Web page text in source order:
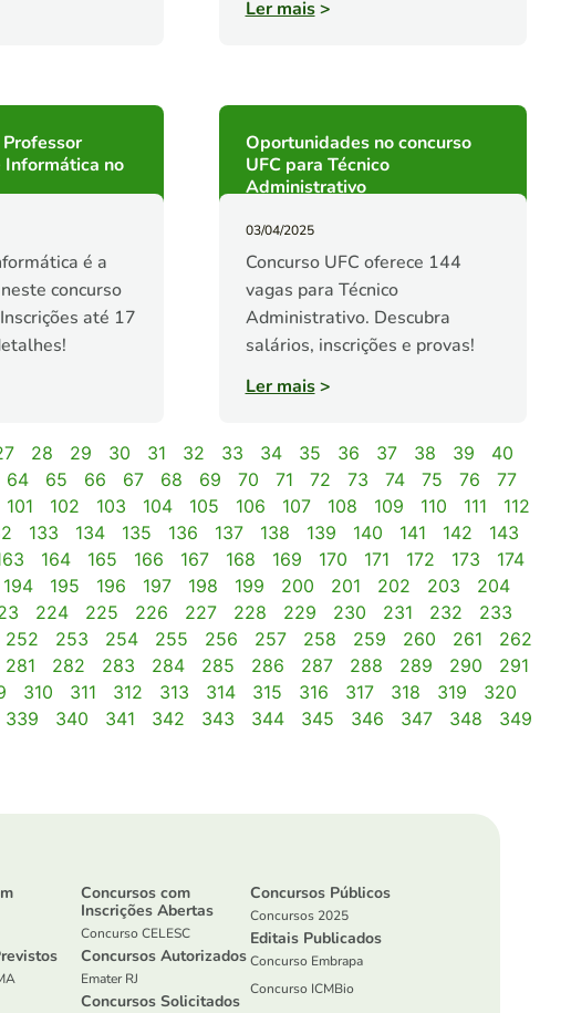
Ler mais>
Informática no
é a
concurso
até 17
Oportunidades no concurso
UFC para Técnico
Administrativo
03/04/2025
Concurso UFC oferece 144
vagas para Técnico
Administrativo. Descubra
salários, inscrições e provas!
Ler mais>
28 29 30 31 32 33 34 35 36 37 38 39
40
64 65 66 67 68 69 70 71 72 73 74 75 76
77
101 102 103 104 105 106 107 108 109 110 111
112
133 134 135 136 137 138 139 140 141 142
143
164 165 166 167 168 169 170 171 172 173
174
194 195 196 197 198 199 200 201 202 203
204
224 225 226 227 228 229 230 231 232
233
252 253 254 255 256 257 258 259 260 261
262
281 282 283 284 285 286 287 288 289 290
291
310 311 312 313 314 315 316 317 318 319
320
339 340 341 342 343 344 345 346 347 348
349
Concursos com
Inscrições Abertas
Concurso CELESC
Concursos Autorizados
Emater RJ
Concursos Solicitados
Concursos Públicos
Concursos 2025
Editais Publicados
Concurso Embrapa
Concurso ICMBio